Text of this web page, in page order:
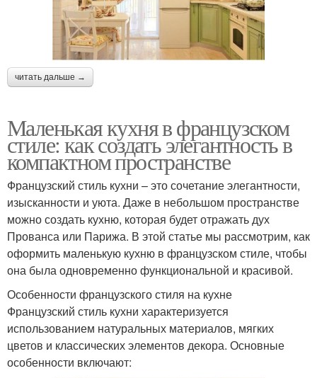
читать дальше →
Маленькая кухня в французском
стиле: как создать элегантность в
компактном пространстве
Французский стиль кухни – это сочетание элегантности,
изысканности и уюта. Даже в небольшом пространстве
можно создать кухню, которая будет отражать дух
Прованса или Парижа. В этой статье мы рассмотрим, как
оформить маленькую кухню в французском стиле, чтобы
она была одновременно функциональной и красивой.
Особенности французского стиля на кухне
Французский стиль кухни характеризуется
использованием натуральных материалов, мягких
цветов и классических элементов декора. Основные
особенности включают: